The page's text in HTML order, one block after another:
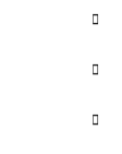
t
a
n
g
r
e